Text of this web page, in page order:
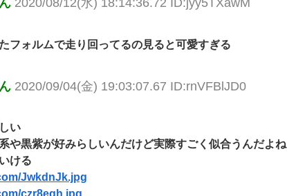
2020/08/12(水) 18:14:36.72 ID:jyy5TXawM
フォルムで走り回ってるの見ると可愛すぎる
2020/09/04(金) 19:03:07.67 ID:rnVFBlJD0
い
や黒紫が好みらしいんだけど実際すごく似合うんだよね
ける
JwkdnJk.jpg